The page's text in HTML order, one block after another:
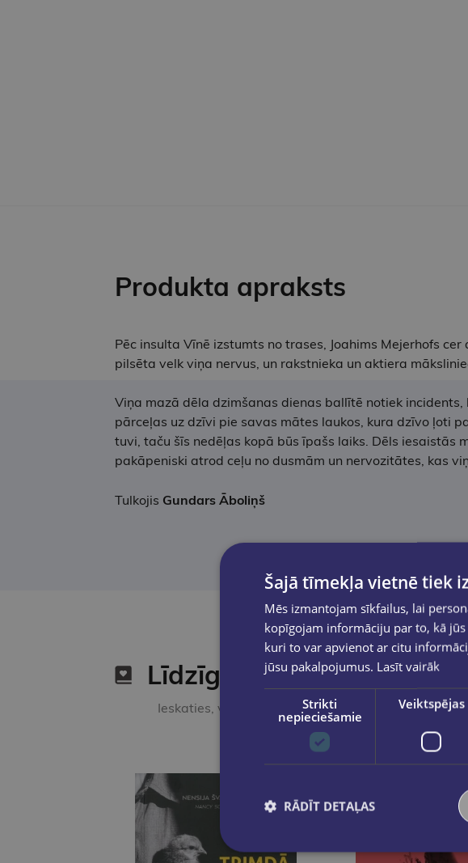
Produkta apraksts
Pēc insulta Vīnē izstumts no trases, Joahims Mejerhofs
pilsēta velk viņa nervus, un rakstnieka un aktiera
Viņa mazā dēla dzimšanas dienas ballītē notiek
pārceļas uz dzīvi pie savas mātes laukos, kura dzīvo ļoti
tuvi, taču šīs nedēļas kopā būs īpašs laiks. Dēls
pakāpeniski atrod ceļu no dusmām un nervozitātes, kas
Tulkojis Gundars Āboliņš
Līdzīgas preces
Ieskaties, varbūt noder
Šajā tīmekļa vietnē tiek
Mēs izmantojam sīkfailus, lai
kopīgojam informāciju par to, kā
kuri to var apvienot ar citu
jūsu pakalpojumus. Lasīt vairāk
Strikti
nepieciešamie
Veiktspējas
RĀDĪT DETAĻAS